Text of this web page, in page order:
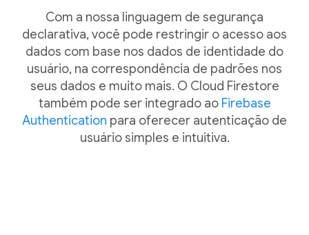
Com a nossa linguagem de segurança
declarativa, você pode restringir o acesso aos
dados com base nos dados de identidade do
usuário, na correspondência de padrões nos
seus dados e muito mais. O Cloud Firestore
também pode ser integrado ao Firebase
Authentication para oferecer autenticação de
usuário simples e intuitiva.